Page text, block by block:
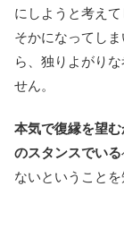
にしようと考え
そかになってし
ら、独りよがり
せん。
本気で復縁を望
のスタンスでいる
ないということを